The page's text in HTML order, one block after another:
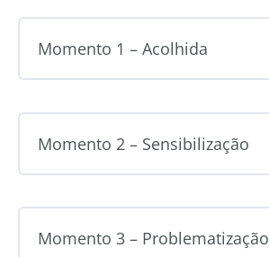
Momento 1 – Acolhida
Momento 2 – Sensibilização
Momento 3 – Problematização